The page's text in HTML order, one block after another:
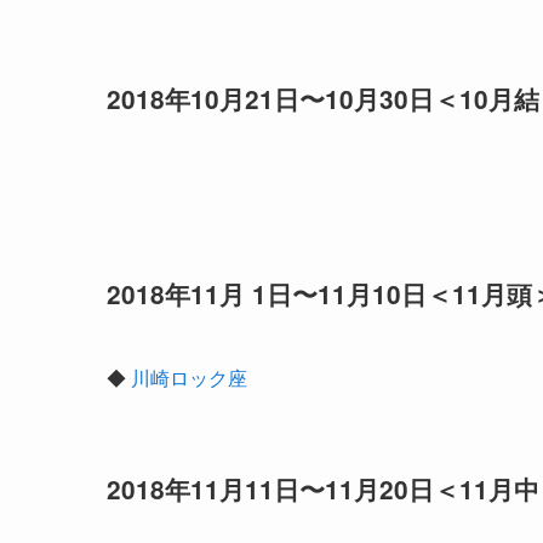
2018年10月21日〜10月30日＜10月結
2018年11月 1日〜11月10日＜11月頭
◆ 川崎ロック座
2018年11月11日〜11月20日＜11月中